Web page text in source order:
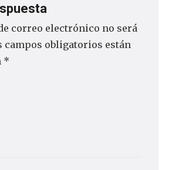
correo electrónico no será
campos obligatorios están
*